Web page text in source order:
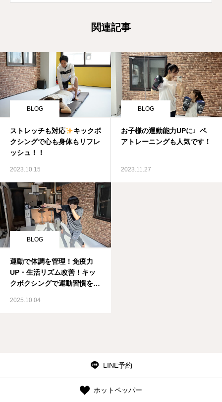
関連記事
BLOG
ストレッチも対応
キックボ
クシングで心も身体もリフレ
ッシュ！！
2023.10.15
BLOG
お子様の運動能力UPに♩ペ
アトレーニングも人気です！
2023.11.27
BLOG
運動で体調を管理！免疫力
UP・生活リズム改善！キッ
クボクシングで運動習慣をつ
2025.10.04
LINE予約
ホットペッパー